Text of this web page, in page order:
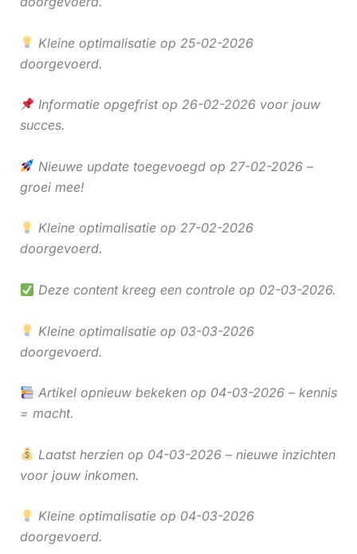
Kleine optimalisatie op 25-02-2026
doorgevoerd.
Informatie opgefrist op 26-02-2026 voor jouw
succes.
Nieuwe update toegevoegd op 27-02-2026 –
groei mee!
Kleine optimalisatie op 27-02-2026
doorgevoerd.
Deze content kreeg een controle op 02-03-2026.
Kleine optimalisatie op 03-03-2026
doorgevoerd.
Artikel opnieuw bekeken op 04-03-2026 – kennis
= macht.
Laatst herzien op 04-03-2026 – nieuwe inzichten
voor jouw inkomen.
Kleine optimalisatie op 04-03-2026
doorgevoerd.